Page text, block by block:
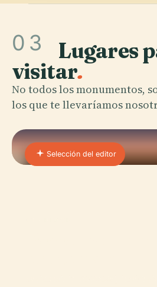
03 Lugares
visitar.
No todos los monumentos,
los que te llevaríamos
Selección del editor